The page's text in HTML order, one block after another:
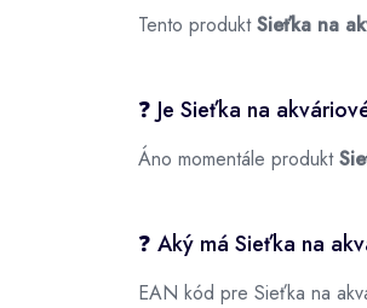
Tento produktSieťka na
❓ Je Sieťka na
Áno momentále produkt
❓ Aký má Sieťka na
EAN kód pre Sieťka na